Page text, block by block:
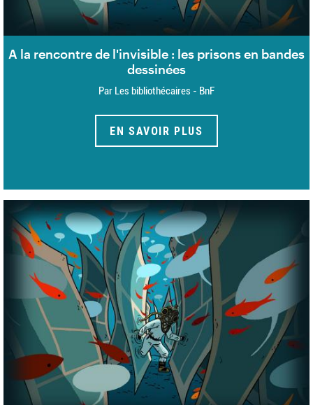
A la rencontre de l'invisible : les prisons en bandes
dessinées
Par Les bibliothécaires - BnF
EN SAVOIR PLUS